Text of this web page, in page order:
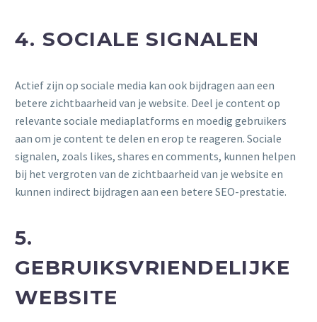
4. SOCIALE SIGNALEN
Actief zijn op sociale media kan ook bijdragen aan een
betere zichtbaarheid van je website. Deel je content op
relevante sociale mediaplatforms en moedig gebruikers
aan om je content te delen en erop te reageren. Sociale
signalen, zoals likes, shares en comments, kunnen helpen
bij het vergroten van de zichtbaarheid van je website en
kunnen indirect bijdragen aan een betere SEO-prestatie.
5.
GEBRUIKSVRIENDELIJKE
WEBSITE